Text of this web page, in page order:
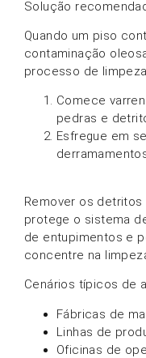
Solução
Quando um piso
contaminação
processo de
Comece
pedras e
Esfregue em
Remover os
protege o sistema
de entupimentos e
concentre na
Cenários típicos de
Fábricas de
Linhas de
Oficinas de